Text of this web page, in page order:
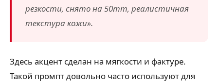
резкости, снято на 50mm, реалистичная
текстура кожи».
Здесь акцент сделан на мягкости и фактуре.
Такой промпт довольно часто используют для